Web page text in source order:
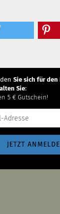
Sie sich für den
Sie:
5 € Gutschein!